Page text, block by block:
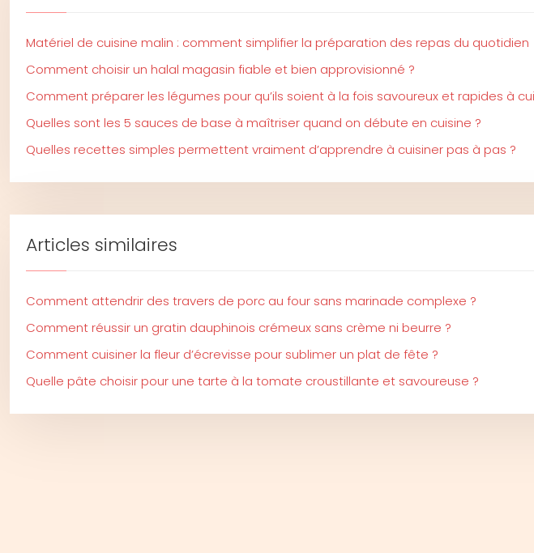
Matériel de cuisine malin : comment simplifier la préparation des repas du quotidien
Comment choisir un halal magasin fiable et bien approvisionné ?
Comment préparer les légumes pour qu’ils soient à la fois savoureux et rapides à
Quelles sont les 5 sauces de base à maîtriser quand on débute en cuisine ?
Quelles recettes simples permettent vraiment d’apprendre à cuisiner pas à pas ?
Articles similaires
Comment attendrir des travers de porc au four sans marinade complexe ?
Comment réussir un gratin dauphinois crémeux sans crème ni beurre ?
Comment cuisiner la fleur d’écrevisse pour sublimer un plat de fête ?
Quelle pâte choisir pour une tarte à la tomate croustillante et savoureuse ?